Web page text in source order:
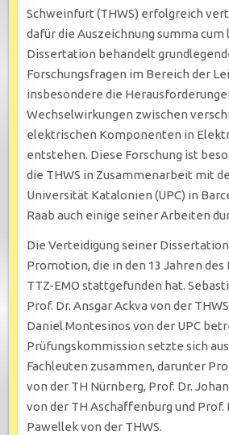
Schweinfurt (THWS) erfolgreich
dafür die Auszeichnung summa cum
Dissertation behandelt
Forschungsfragen im Bereich der
insbesondere die
Wechselwirkungen zwischen
elektrischen Komponenten in
entstehen. Diese Forschung ist
die THWS in Zusammenarbeit mit
Universität Katalonien (UPC) in
Raab auch einige seiner Arbeiten
Die Verteidigung seiner Dissertation
Promotion, die in den 13 Jahren des
TTZ-EMO stattgefunden hat.
Prof. Dr. Ansgar Ackva von der
Daniel Montesinos von der UPC
Prüfungskommission setzte sich
Fachleuten zusammen, darunter
von der TH Nürnberg, Prof. Dr.
von der TH Aschaffenburg und Prof.
Pawellek von der THWS.